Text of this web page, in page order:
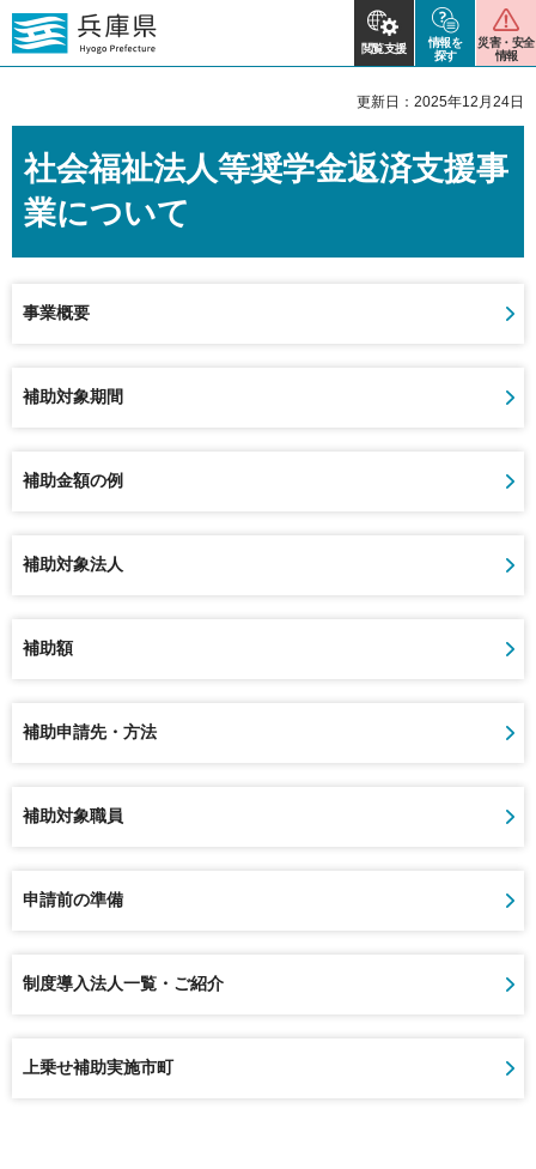
閲覧支援
情報を
探す
災害・安全
情報
更新日：2025年12月24日
社会福祉法人等奨学金返済支援事
業について
事業概要
補助対象期間
補助金額の例
補助対象法人
補助額
補助申請先・方法
補助対象職員
申請前の準備
制度導入法人一覧・ご紹介
上乗せ補助実施市町